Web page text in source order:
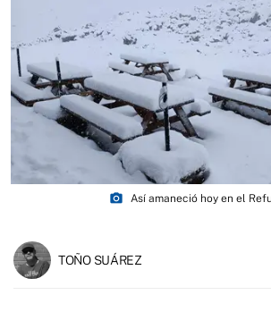
photo_camera Así amaneció hoy en el
TOÑO SUÁREZ